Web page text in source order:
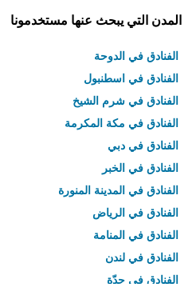
المدن التي يبحث عنها مستخدمونا
الفنادق في الدوحة
الفنادق في اسطنبول
الفنادق في شرم الشيخ
الفنادق في مكة المكرمة
الفنادق في دبي
الفنادق في الخبر
الفنادق في المدينة المنورة
الفنادق في الرياض
الفنادق في المنامة
الفنادق في لندن
الفنادق في جدّة